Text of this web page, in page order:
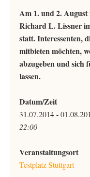
Am 1. und 2.
Richard L. Lissner
statt. Interessenten,
mitbieten möchten,
abzugeben und sich
lassen.
Datum/Zeit
31.07.2014 -
22:00
Veranstaltungsort
Testplatz Stuttgart